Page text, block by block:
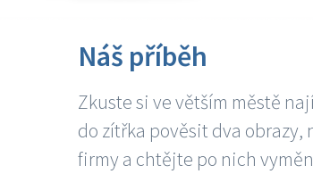
Náš příběh
Zkuste si ve větším městě
do zítřka pověsit dva
firmy a chtějte po nich